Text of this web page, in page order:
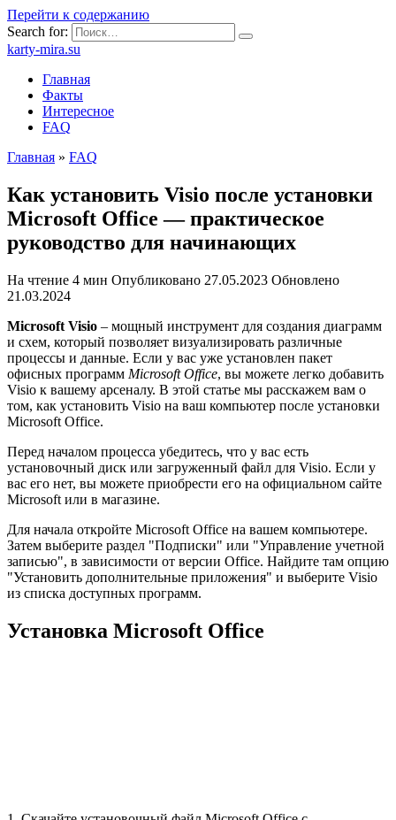
Перейти к содержанию
Search for:
karty-mira.su
Главная
Факты
Интересное
FAQ
Главная » FAQ
Как установить Visio после установки
Microsoft Office — практическое
руководство для начинающих
На чтение 4 мин Опубликовано 27.05.2023 Обновлено
21.03.2024
Microsoft Visio – мощный инструмент для создания диаграмм
и схем, который позволяет визуализировать различные
процессы и данные. Если у вас уже установлен пакет
офисных программ Microsoft Office, вы можете легко добавить
Visio к вашему арсеналу. В этой статье мы расскажем вам о
том, как установить Visio на ваш компьютер после установки
Microsoft Office.
Перед началом процесса убедитесь, что у вас есть
установочный диск или загруженный файл для Visio. Если у
вас его нет, вы можете приобрести его на официальном сайте
Microsoft или в магазине.
Для начала откройте Microsoft Office на вашем компьютере.
Затем выберите раздел "Подписки" или "Управление учетной
записью", в зависимости от версии Office. Найдите там опцию
"Установить дополнительные приложения" и выберите Visio
из списка доступных программ.
Установка Microsoft Office